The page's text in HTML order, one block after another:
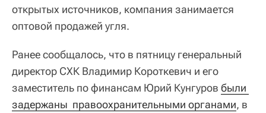
открытых источников, компания занимается
оптовой продажей угля.
Ранее сообщалось, что в пятницу генеральный
директор СХК Владимир Короткевич и его
заместитель по финансам Юрий Кунгуров были
задержаны  правоохранительными органами, в